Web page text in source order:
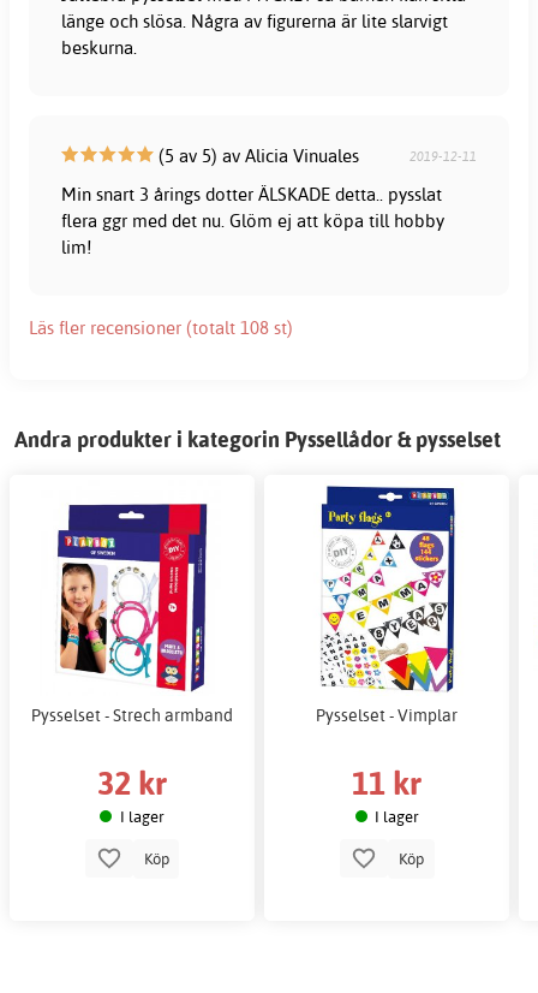
länge och slösa. Några av figurerna är lite slarvigt
beskurna.
(5 av 5) av Alicia Vinuales 2019-12-11
Min snart 3 årings dotter ÄLSKADE detta.. pysslat
flera ggr med det nu. Glöm ej att köpa till hobby
lim!
Läs fler recensioner (totalt 108 st)
Andra produkter i kategorin Pyssellådor & pysselset
Pysselset - Strech armband
32 kr
I lager
Köp
Pysselset - Vimplar
11 kr
I lager
Köp